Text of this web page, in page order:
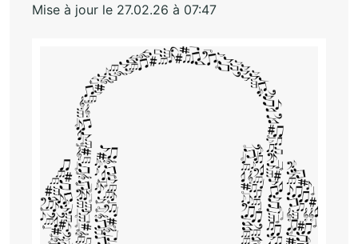
Mise à jour le 27.02.26 à 07:47